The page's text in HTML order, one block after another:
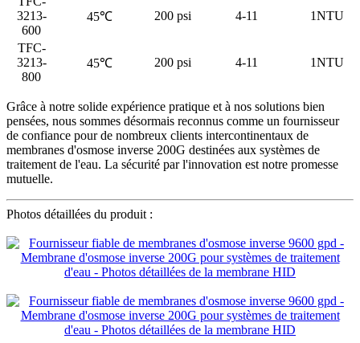
3213-
600
45℃ 200 psi 4-11 1NTU
TFC-
3213-
800
45℃ 200 psi 4-11 1NTU
Grâce à notre solide expérience pratique et à nos solutions bien
pensées, nous sommes désormais reconnus comme un fournisseur
de confiance pour de nombreux clients intercontinentaux de
membranes d'osmose inverse 200G destinées aux systèmes de
traitement de l'eau. La sécurité par l'innovation est notre promesse
mutuelle.
Photos détaillées du produit :